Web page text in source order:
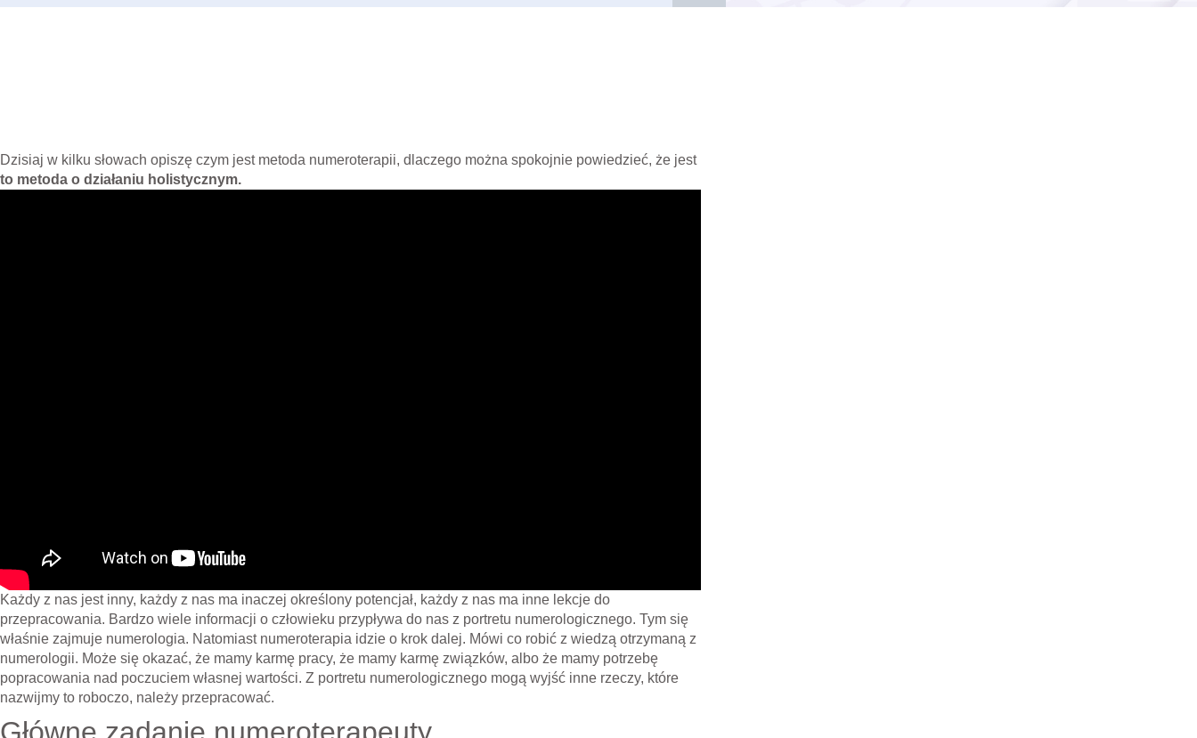
Dzisiaj w kilku słowach opiszę czym jest metoda numeroterapii, dlaczego można spokojnie powiedzieć, że jest
to metoda o działaniu holistycznym.
Każdy z nas jest inny, każdy z nas ma inaczej określony potencjał, każdy z nas ma inne lekcje do
przepracowania. Bardzo wiele informacji o człowieku przypływa do nas z portretu numerologicznego. Tym się
właśnie zajmuje numerologia. Natomiast numeroterapia idzie o krok dalej. Mówi co robić z wiedzą otrzymaną z
numerologii. Może się okazać, że mamy karmę pracy, że mamy karmę związków, albo że mamy potrzebę
popracowania nad poczuciem własnej wartości. Z portretu numerologicznego mogą wyjść inne rzeczy, które
nazwijmy to roboczo, należy przepracować.